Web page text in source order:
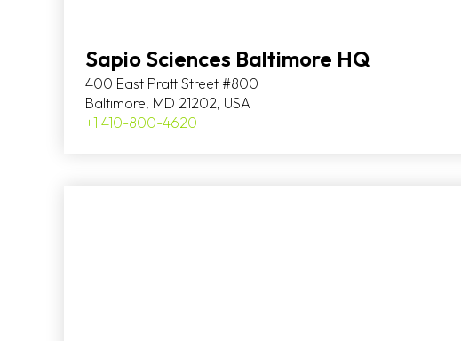
Sapio Sciences Baltimore HQ
400 East Pratt Street #800
Baltimore, MD 21202, USA
+1 410-800-4620